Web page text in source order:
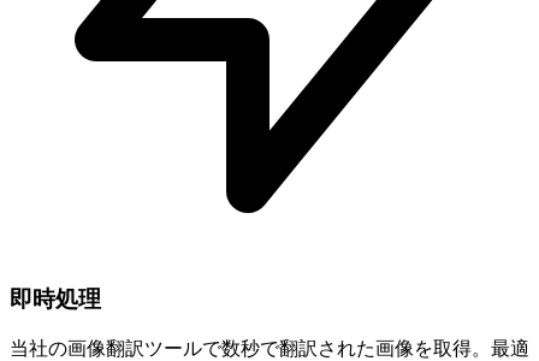
即時処理
当社の画像翻訳ツールで数秒で翻訳された画像を取得。最適